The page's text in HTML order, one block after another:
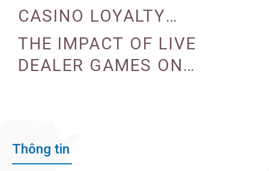
CASINO LOYALTY
PROGRAMS
THE IMPACT OF LIVE
DEALER GAMES ON
Thông tin